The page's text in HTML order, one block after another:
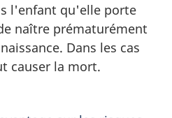
l'enfant qu'elle porte
naître prématurément
Dans les cas
causer la mort.